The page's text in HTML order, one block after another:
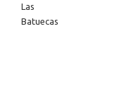
Las
Batuecas